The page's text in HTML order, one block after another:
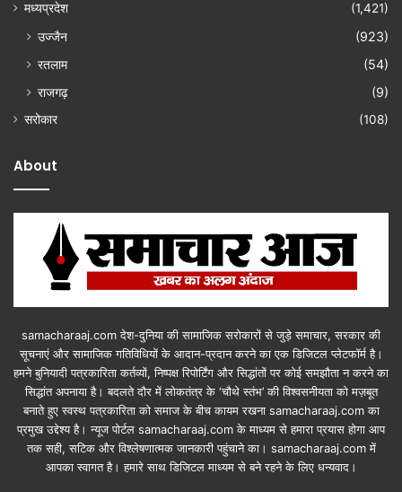
मध्यप्रदेश
(1,421)
उज्जैन
(923)
रतलाम
(54)
राजगढ़
(9)
सरोकार (108)
About
samacharaaj.com देश-दुनिया की सामाजिक सरोकारों से जुड़े समाचार, सरकार की
सूचनाएं और सामाजिक गतिविधियाें के आदान-प्रदान करने का एक डिजिटल प्लेटफॉर्म है।
हमने बुनियादी पत्रकारिता कर्तव्यों, निष्पक्ष रिपोर्टिंग और सिद्धांतों पर कोई समझौता न करने का
सिद्धांत अपनाया है। बदलते दौर में लोकतंत्र के ‘चौथे स्तंभ’ की विश्वसनीयता को मज़बूत
बनाते हुए स्वस्थ पत्रकारिता को समाज के बीच कायम रखना samacharaaj.com का
प्रमुख उद्देश्य है। न्यूज पोर्टल samacharaaj.com के माध्यम से हमारा प्रयास होगा आप
तक सही, सटिक और विश्लेषणात्मक जानकारी पहुंचाने का। samacharaaj.com में
आपका स्‍वागत है। हमारे साथ डिजिटल माध्‍यम से बने रहने के लिए धन्‍यवाद।